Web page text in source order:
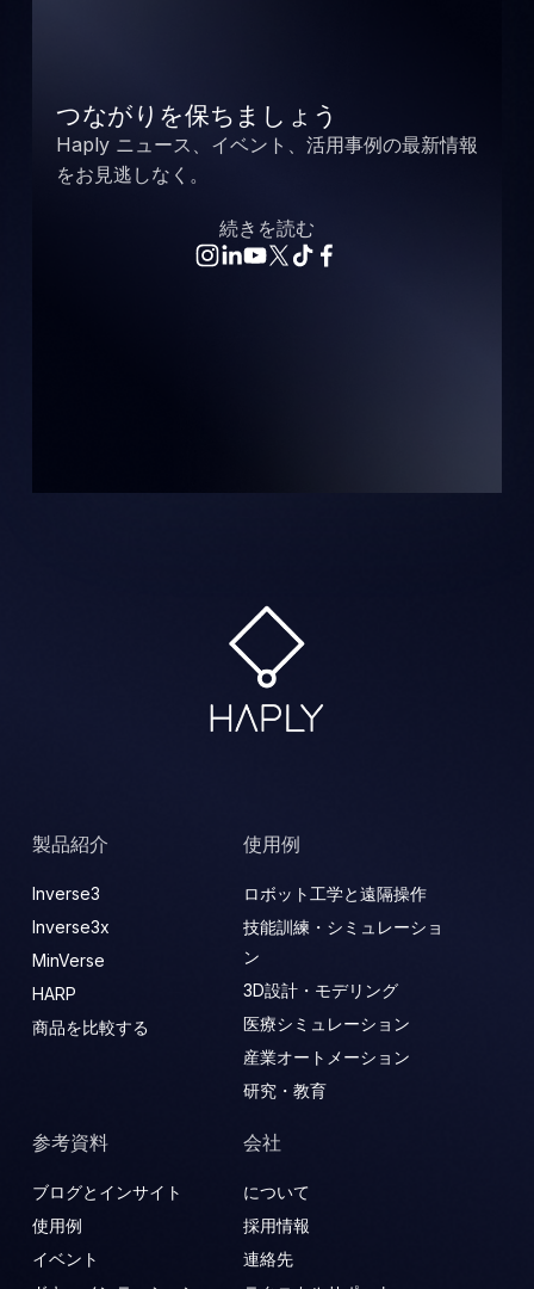
つながりを保ちましょう
Haply ニュース、イベント、活用事例の最新情報
をお見逃しなく。
続きを読む
製品紹介
Inverse3
Inverse3x
MinVerse
HARP
商品を比較する
使用例
ロボット工学と遠隔操作
技能訓練・シミュレーショ
ン
3D設計・モデリング
医療シミュレーション
産業オートメーション
研究・教育
参考資料
ブログとインサイト
使用例
イベント
会社
について
採用情報
連絡先